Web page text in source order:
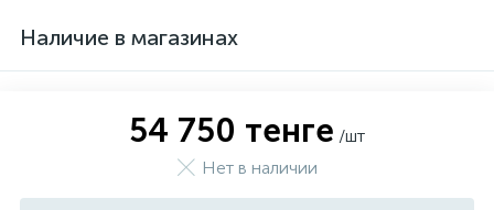
Наличие в магазинах
54 750 тенге /шт
Нет в наличии